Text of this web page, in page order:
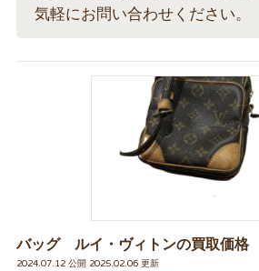
気軽にお問い合わせください。
バッグ ルイ・ヴィトンの買取価格
2024.07.12 公開 2025.02.06 更新